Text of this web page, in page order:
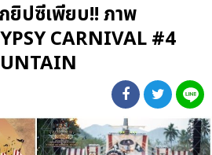
ยิปซีเพียบ!! ภาพ
CARNIVAL #4